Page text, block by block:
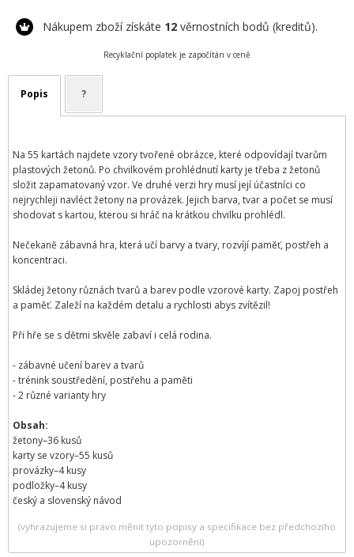
Nákupem zboží získáte 12 věrnostních bodů (kreditů).
Recyklační poplatek je započítán v ceně
Popis ?
Na 55 kartách najdete vzory tvořené obrázce, které odpovídají tvarům
plastových žetonů. Po chvilkovém prohlédnutí karty je třeba z žetonů
složit zapamatovaný vzor. Ve druhé verzi hry musí její účastníci co
nejrychleji navléct žetony na provázek. Jejich barva, tvar a počet se musí
shodovat s kartou, kterou si hráč na krátkou chvilku prohlédl.
Nečekaně zábavná hra, která učí barvy a tvary, rozvíjí paměť, postřeh a
koncentraci.
Skládej žetony různách tvarů a barev podle vzorové karty. Zapoj postřeh
a paměť. Zaleží na každém detalu a rychlosti abys zvítězil!
Při hře se s dětmi skvěle zabaví i celá rodina.
- zábavné učení barev a tvarů
- trénink soustředění, postřehu a paměti
- 2 různé varianty hry
Obsah:
žetony–36 kusů
karty se vzory–55 kusů
provázky–4 kusy
podložky–4 kusy
český a slovenský návod
(vyhrazujeme si právo měnit tyto popisy a specifikace bez předchozího
upozornění)